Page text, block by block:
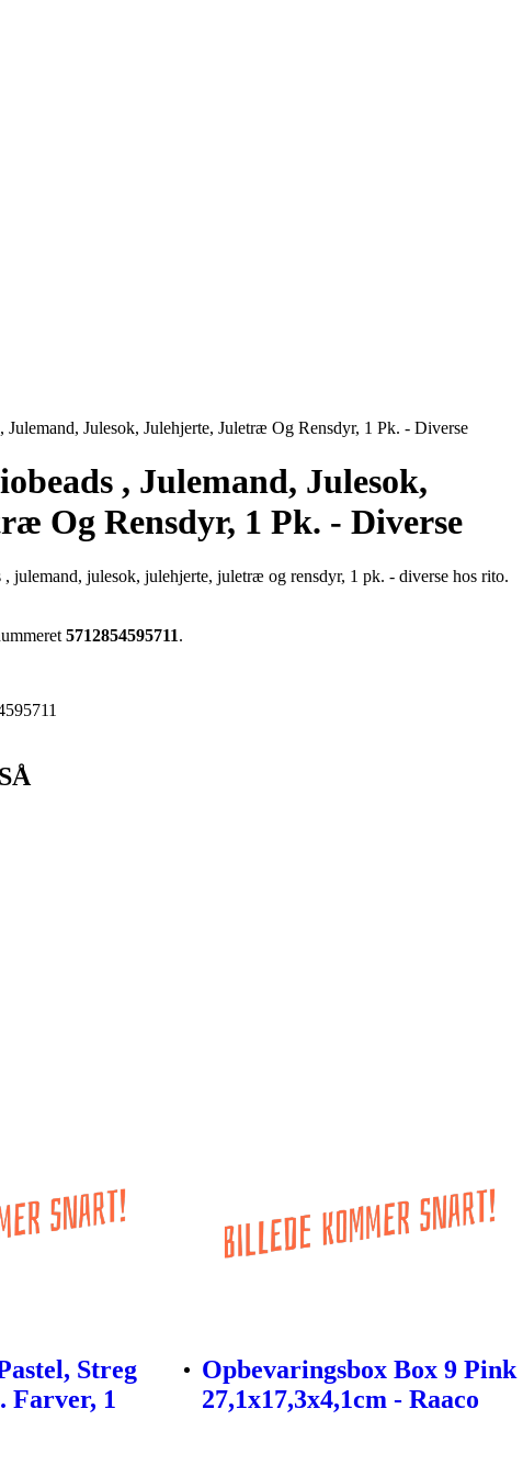
Julesok, Julehjerte, Juletræ Og Rensdyr, 1 Pk. - Diverse
, Julemand, Julesok,
Og Rensdyr, 1 Pk. - Diverse
julemand, julesok, julehjerte, juletræ og rensdyr, 1 pk. - diverse hos rito.
5712854595711.
Streg
Farver, 1
Opbevaringsbox Box 9 Pink
27,1x17,3x4,1cm - Raaco